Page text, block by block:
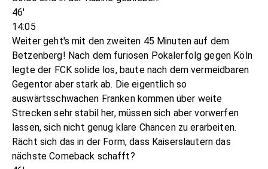
46'
14:05
Weiter geht's mit den zweiten 45 Minuten auf dem
Betzenberg! Nach dem furiosen Pokalerfolg gegen Köln
legte der FCK solide los, baute nach dem vermeidbaren
Gegentor aber stark ab. Die eigentlich so
auswärtsschwachen Franken kommen über weite
Strecken sehr stabil her, müssen sich aber vorwerfen
lassen, sich nicht genug klare Chancen zu erarbeiten.
Rächt sich das in der Form, dass Kaiserslautern das
nächste Comeback schafft?